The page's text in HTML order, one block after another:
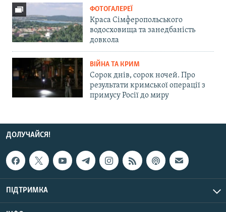
ФОТОГАЛЕРЕЇ
Краса Сімферопольського
водосховища та занедбаність
довкола
ВІЙНА ТА КРИМ
Сорок днів, сорок ночей. Про
результати кримської операції з
примусу Росії до миру
ДОЛУЧАЙСЯ!
ПІДТРИМКА